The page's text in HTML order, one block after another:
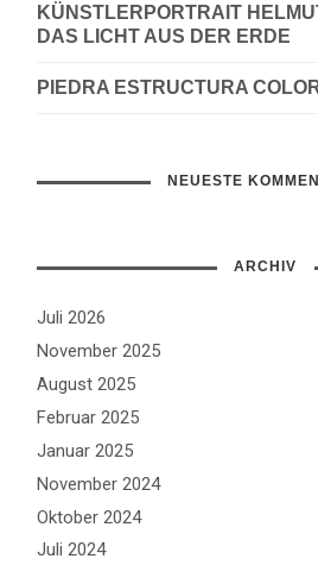
KÜNSTLERPORTRAIT
DAS LICHT AUS DER ERDE
PIEDRA ESTRUCTURA
NEUESTE
ARCHIV
Juli 2026
November 2025
August 2025
Februar 2025
Januar 2025
November 2024
Oktober 2024
Juli 2024